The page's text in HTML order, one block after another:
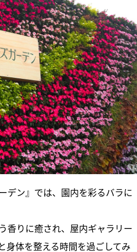
デン』では、園内を彩るバラに
香りに癒され、屋内ギャラリー
身体を整える時間を過ごしてみ